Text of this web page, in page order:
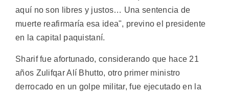
aquí no son libres y justos… Una sentencia de
muerte reafirmaría esa idea", previno el presidente
en la capital paquistaní.
Sharif fue afortunado, considerando que hace 21
años Zulifqar Alí Bhutto, otro primer ministro
derrocado en un golpe militar, fue ejecutado en la